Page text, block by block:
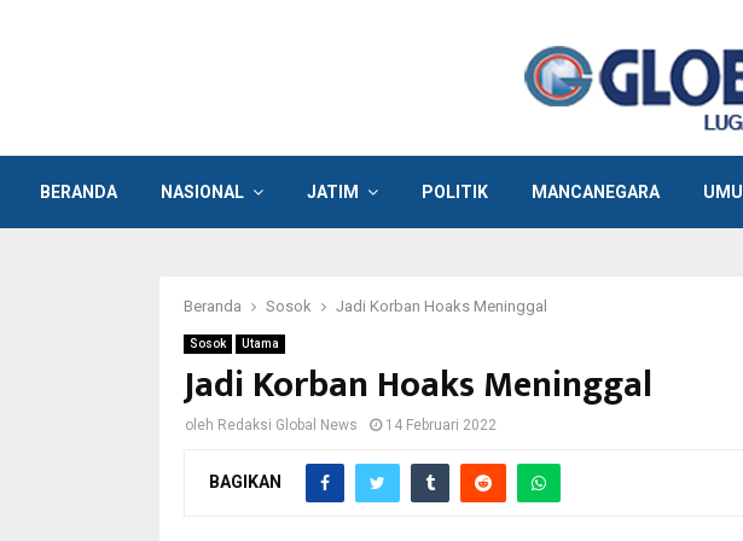
BERANDA NASIONAL JATIM POLITIK MANCANEGARA
Beranda Sosok Jadi Korban Hoaks Meninggal
Sosok Utama
Jadi Korban Hoaks Meninggal
oleh Redaksi Global News 14 Februari 2022
BAGIKAN